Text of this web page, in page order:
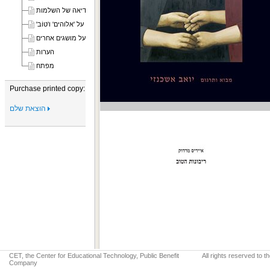
האידיאה של השלמות
על 'אלוהים' ו'טוֹב'
ריבונות הטוֹב על מושגים אחרים
הערות
מפתח
Purchase printed copy:
CET, the Center for Educational Technology, Public Benefit
Company
All rights reserved to